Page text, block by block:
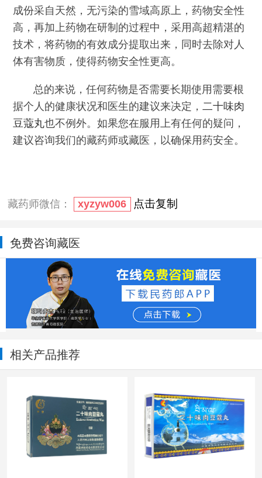
成份采自天然，无污染的雪域高原上，药物安全性
高，再加上药物在研制的过程中，采用高超精湛的
技术，将药物的有效成分提取出来，同时去除对人
体有害物质，使得药物安全性更高。
总的来说，任何药物是否需要长期使用需要根
据个人的健康状况和医生的建议来决定，二十味肉
豆蔻丸也不例外。如果您在服用上有任何的疑问，
建议咨询我们的藏药师或藏医，以确保用药安全。
藏药师微信： xyzyw006 点击复制
免费咨询藏医
相关产品推荐